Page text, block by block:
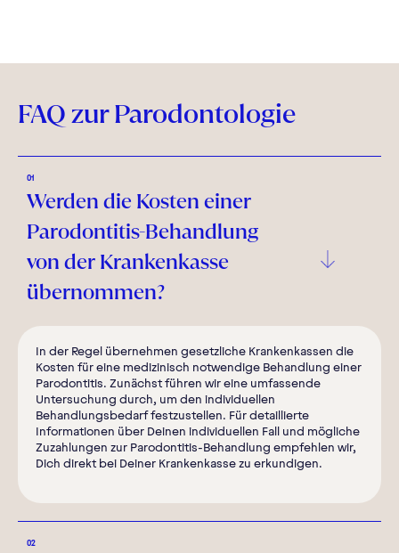
FAQ zur Parodontologie
01
Werden die Kosten einer
Parodontitis-Behandlung
von der Krankenkasse
übernommen?
In der Regel übernehmen gesetzliche Krankenkassen die
Kosten für eine medizinisch notwendige Behandlung einer
Parodontitis. Zunächst führen wir eine umfassende
Untersuchung durch, um den individuellen
Behandlungsbedarf festzustellen. Für detaillierte
Informationen über Deinen individuellen Fall und mögliche
Zuzahlungen zur Parodontitis-Behandlung empfehlen wir,
Dich direkt bei Deiner Krankenkasse zu erkundigen.
02